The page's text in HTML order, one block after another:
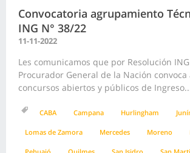
Convocatoria agrupamiento
ING N° 38/22
11-11-2022
Les comunicamos que por Resolución
Procurador General de la Nación convoca
concursos abiertos y públicos de
CABA Campana Hurlingham
Lomas de Zamora Mercedes Moreno